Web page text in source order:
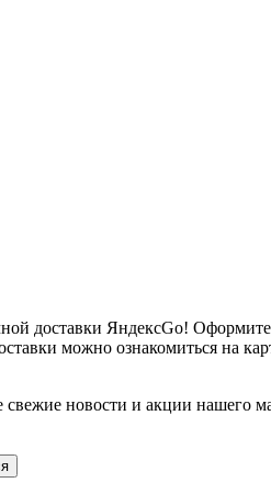
доставки ЯндексGo!
можно ознакомиться на
новости и акции нашего